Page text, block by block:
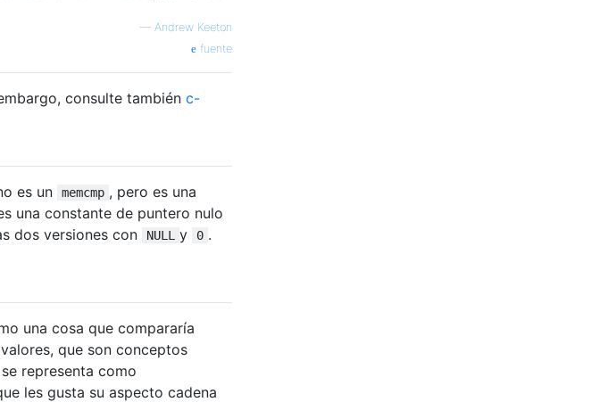
— Andrew Keeton
fuente
consulte también c-
es un memcmp , pero es una
una constante de puntero nulo
dos versiones con NULL y 0 .
una cosa que compararía
que son conceptos
representa como
les gusta su aspecto cadena